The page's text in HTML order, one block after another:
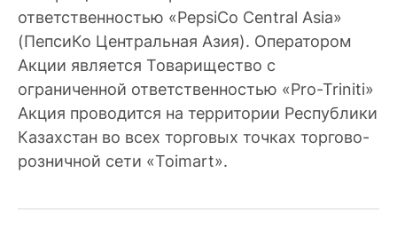
ответственностью «PepsiCo Central Asia»
(ПепсиКо Центральная Азия). Оператором
Акции является Товарищество с
ограниченной ответственностью «Pro-Triniti»
Акция проводится на территории Республики
Казахстан во всех торговых точках торгово-
розничной сети «Toimart».